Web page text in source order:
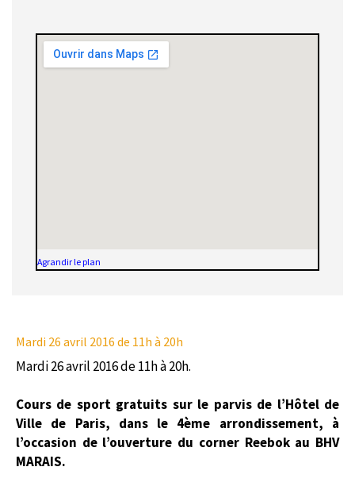
Agrandir le plan
Mardi 26 avril 2016 de 11h à 20h
Mardi 26 avril 2016 de 11h à 20h.
Cours de sport gratuits sur le parvis de l’Hôtel de
Ville de Paris, dans le 4ème arrondissement, à
l’occasion de l’ouverture du corner Reebok au BHV
MARAIS.